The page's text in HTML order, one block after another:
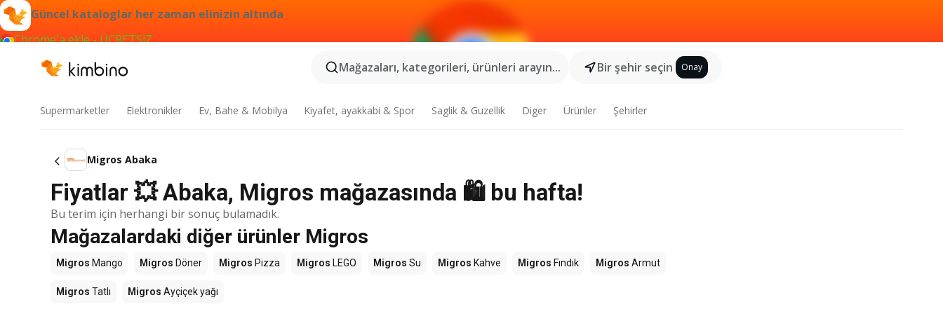
Güncel kataloglar her zaman elinizin altında
Chrome'a ekle - ÜCRETSİZ
Mağazaları, kategorileri, ürünleri arayın...
Bir şehir seçin Onay
Supermarketler Elektronikler Ev, Bahe & Mobilya Kiyafet, ayakkabi & Spor Saglik & Guzellik Diger Ürünler Şehirler
Migros Abaka
Fiyatlar 💥 Abaka, Migros mağazasında 🛍️ bu hafta!
Bu terim için herhangi bir sonuç bulamadık.
Mağazalardaki diğer ürünler Migros
Migros Mango Migros Döner Migros Pizza Migros LEGO Migros Su Migros Kahve Migros Fındık Migros Armut
Migros Tatlı Migros Ayçiçek yağı